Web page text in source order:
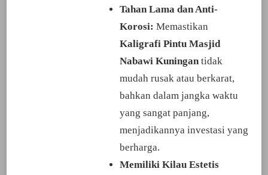
Tahan Lama dan Anti-
Korosi: Memastikan
Kaligrafi Pintu Masjid
Nabawi Kuningantidak
mudah rusak atau berkarat,
bahkan dalam jangka waktu
yang sangat panjang,
menjadikannya investasi yang
berharga.
Memiliki Kilau Estetis